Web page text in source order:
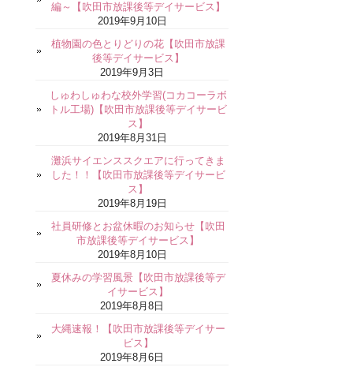
編～【吹田市放課後等デイサービス】
2019年9月10日
植物園の色とりどりの花【吹田市放課
後等デイサービス】
2019年9月3日
しゅわしゅわな校外学習(コカコーラボ
トル工場)【吹田市放課後等デイサービ
ス】
2019年8月31日
灘浜サイエンススクエアに行ってきま
した！！【吹田市放課後等デイサービ
ス】
2019年8月19日
社員研修とお盆休暇のお知らせ【吹田
市放課後等デイサービス】
2019年8月10日
夏休みの学習風景【吹田市放課後等デ
イサービス】
2019年8月8日
大縄速報！【吹田市放課後等デイサー
ビス】
2019年8月6日